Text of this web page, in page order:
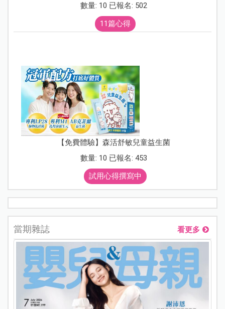
數量: 10 已報名: 502
11篇心得
【免費體驗】森活舒敏兒童益生菌
數量: 10 已報名: 453
試用心得撰寫中
當期雜誌 看更多